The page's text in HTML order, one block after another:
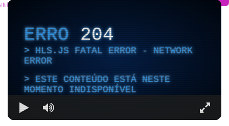
ERRO204
HLS.JS FATAL ERROR - NETWORK
ERROR
ESTE CONTEÚDO ESTÁ NESTE
MOMENTO INDISPONÍVEL